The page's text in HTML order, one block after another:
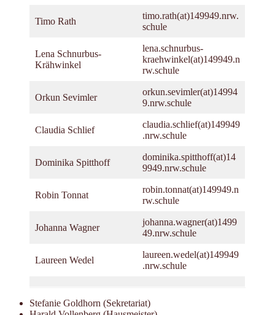
Timo Rath
timo.rath(at)149949.nrw.
schule
Lena Schnurbus-
Krähwinkel
lena.schnurbus-
kraehwinkel(at)149949.n
rw.schule
Orkun Sevimler
orkun.sevimler(at)14994
9.nrw.schule
Claudia Schlief
claudia.schlief(at)149949
.nrw.schule
Dominika Spitthoff
dominika.spitthoff(at)14
9949.nrw.schule
Robin Tonnat
robin.tonnat(at)149949.n
rw.schule
Johanna Wagner
johanna.wagner(at)1499
49.nrw.schule
Laureen Wedel
laureen.wedel(at)149949
.nrw.schule
Stefanie Goldhorn (Sekretariat)